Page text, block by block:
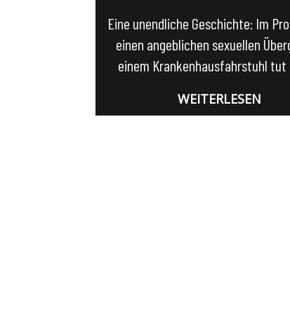
Eine unendliche Geschichte: Im
einen angeblichen sexuellen
einem Krankenhausfahrstuhl tut
WEITERLESEN